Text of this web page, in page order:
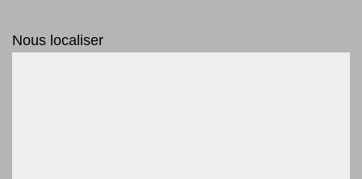
Nous localiser